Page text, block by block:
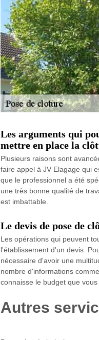
Les arguments qui
mettre en place la
Plusieurs raisons sont
faire appel à JV Elagage qui
que le professionnel a été
une très bonne qualité de
est imbattable.
Le devis de pose de
Les opérations qui peuvent
l'établissement d'un devis.
nécessaire d'avoir une
nombre d'informations
connaisse le budget que
Autres